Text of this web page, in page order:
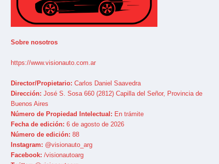
Sobre nosotros
https://www.visionauto.com.ar
Director/Propietario: Carlos Daniel Saavedra
Dirección: José S. Sosa 660 (2812) Capilla del Señor, Provincia de
Buenos Aires
Número de Propiedad Intelectual: En trámite
Fecha de edición: 6 de agosto de 2026
Número de edición: 88
Instagram: @visionauto_arg
Facebook: /visionautoarg